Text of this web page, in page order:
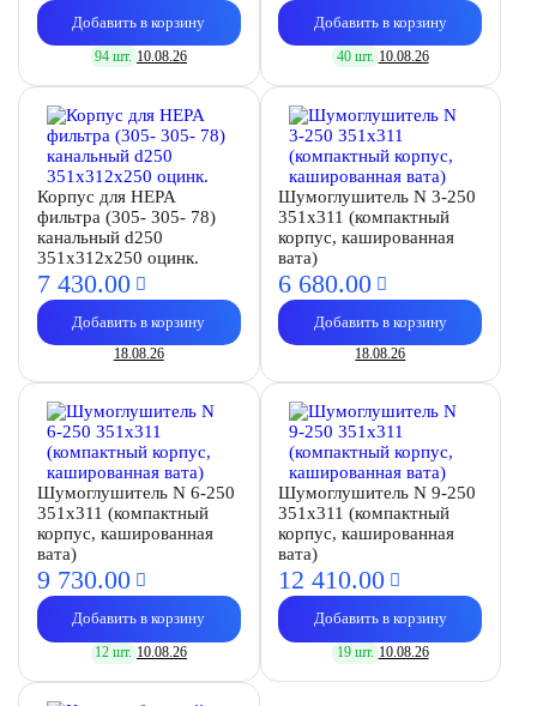
Добавить в корзину
94 шт. 10.08.26
Добавить в корзину
40 шт. 10.08.26
Корпус для HEPA
фильтра (305- 305- 78)
канальный d250
351х312х250 оцинк.
7 430.00
Добавить в корзину
18.08.26
Шумоглушитель N 3-250
351х311 (компактный
корпус, кашированная
вата)
6 680.00
Добавить в корзину
18.08.26
Шумоглушитель N 6-250
351х311 (компактный
корпус, кашированная
вата)
9 730.00
Добавить в корзину
12 шт. 10.08.26
Шумоглушитель N 9-250
351х311 (компактный
корпус, кашированная
вата)
12 410.00
Добавить в корзину
19 шт. 10.08.26